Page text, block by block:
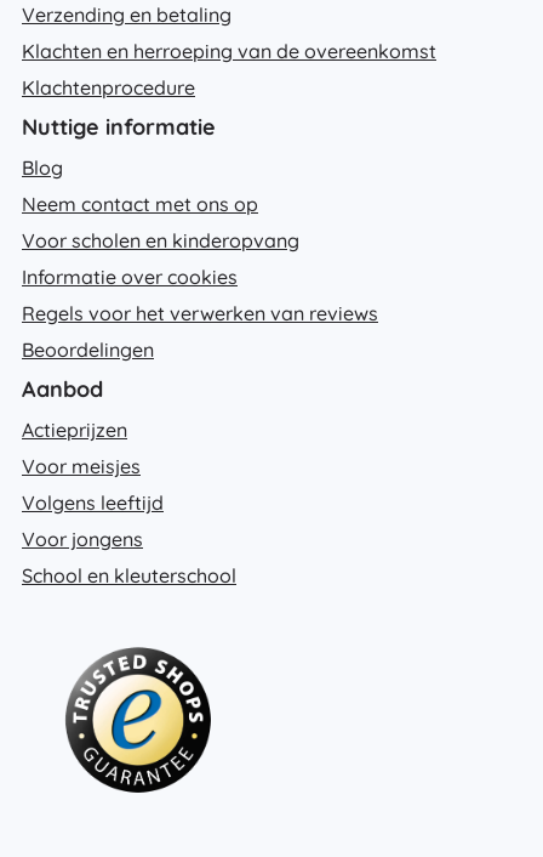
Verzending en betaling
Klachten en herroeping van de overeenkomst
Klachtenprocedure
Nuttige informatie
Blog
Neem contact met ons op
Voor scholen en kinderopvang
Informatie over cookies
Regels voor het verwerken van reviews
Beoordelingen
Aanbod
Actieprijzen
Voor meisjes
Volgens leeftijd
Voor jongens
School en kleuterschool